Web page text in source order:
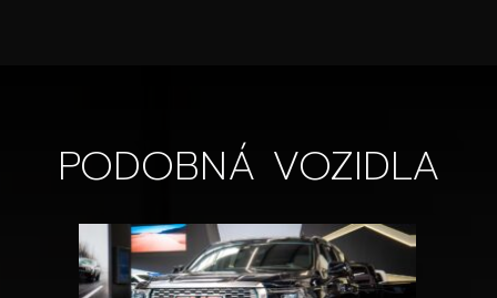
PODOBNÁ VOZIDLA